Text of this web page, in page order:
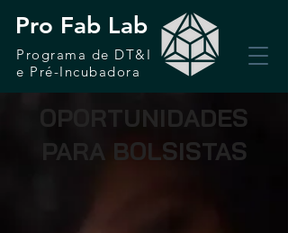
Programa de DT&I
e Pré-Incubadora
Pro Fab Lab
OPORTUNIDADES
PARA BOLSISTAS